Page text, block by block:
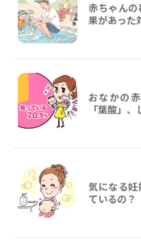
赤ちゃん
果があった
おなかの
「葉酸」
気になる
ているの？